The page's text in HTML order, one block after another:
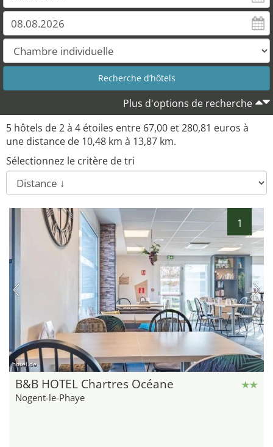
Plus d'options de recherche
5 hôtels de2à 4 étoiles entre 67,00 et280,81 euros à
une distance de 10,48 km à 13,87 km.
Sélectionnez le critère de tri
1
hotel.de
B&B HOTEL Chartres Océane
Nogent-le-Phaye